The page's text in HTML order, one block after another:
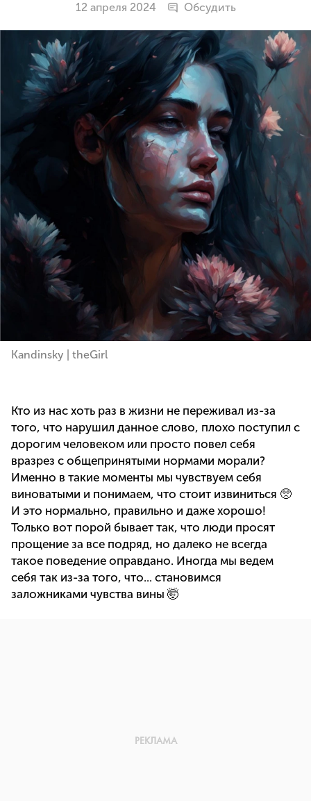
12 апреля 2024 Обсудить
Kandinsky | theGirl
Кто из нас хоть раз в жизни не переживал из-за
того, что нарушил данное слово, плохо поступил с
дорогим человеком или просто повел себя
вразрез с общепринятыми нормами морали?
Именно в такие моменты мы чувствуем себя
виноватыми и понимаем, что стоит извиниться 🥺
И это нормально, правильно и даже хорошо!
Только вот порой бывает так, что люди просят
прощение за все подряд, но далеко не всегда
такое поведение оправдано. Иногда мы ведем
себя так из-за того, что... становимся
заложниками чувства вины 🤯